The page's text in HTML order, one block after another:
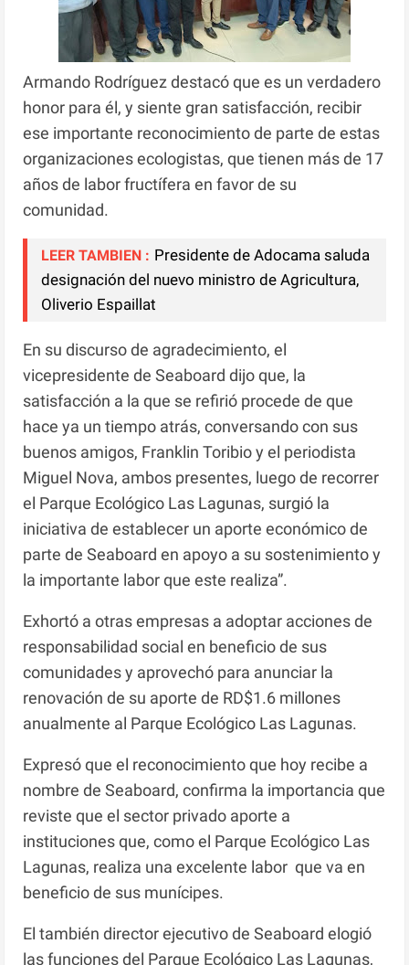
Armando Rodríguez destacó que es un verdadero
honor para él, y siente gran satisfacción, recibir
ese importante reconocimiento de parte de estas
organizaciones ecologistas, que tienen más de 17
años de labor fructífera en favor de su
comunidad.
LEER TAMBIEN : Presidente de Adocama saluda
designación del nuevo ministro de Agricultura,
Oliverio Espaillat
En su discurso de agradecimiento, el
vicepresidente de Seaboard dijo que, la
satisfacción a la que se refirió procede de que
hace ya un tiempo atrás, conversando con sus
buenos amigos, Franklin Toribio y el periodista
Miguel Nova, ambos presentes, luego de recorrer
el Parque Ecológico Las Lagunas, surgió la
iniciativa de establecer un aporte económico de
parte de Seaboard en apoyo a su sostenimiento y
la importante labor que este realiza”.
Exhortó a otras empresas a adoptar acciones de
responsabilidad social en beneficio de sus
comunidades y aprovechó para anunciar la
renovación de su aporte de RD$1.6 millones
anualmente al Parque Ecológico Las Lagunas.
Expresó que el reconocimiento que hoy recibe a
nombre de Seaboard, confirma la importancia que
reviste que el sector privado aporte a
instituciones que, como el Parque Ecológico Las
Lagunas, realiza una excelente labor que va en
beneficio de sus munícipes.
El también director ejecutivo de Seaboard elogió
las funciones del Parque Ecológico Las Lagunas,